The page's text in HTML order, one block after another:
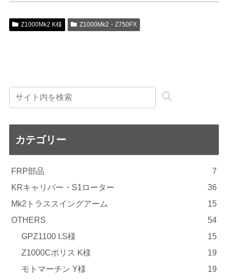
Z1000Mk2 K様 Z1000Mk2・Z750FX
カテゴリー
FRP部品
7
KRキャリパー・S1ローター
36
Mk2トラススイングアーム
15
OTHERS
54
GPZ1100 I.S様
15
Z1000Cポリス K様
19
モトマーチン Y様
19